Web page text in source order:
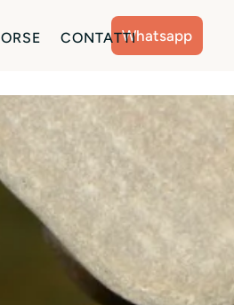
CONTATTIWhatsapp